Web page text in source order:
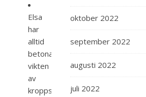
Elsa
har
alltid
betonat
vikten
av
kroppslig
oktober 2022
september 2022
augusti 2022
juli 2022